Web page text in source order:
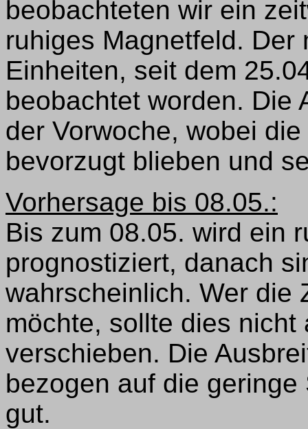
beobachteten wir ein
ruhiges Magnetfeld.
Einheiten, seit dem
beobachtet worden. Die
der Vorwoche, wobei
bevorzugt blieben und
Vorhersage bis 08.05.:
Bis zum 08.05. wird ein
prognostiziert, danach
wahrscheinlich. Wer die
möchte, sollte dies nicht
verschieben. Die
bezogen auf die
gut.